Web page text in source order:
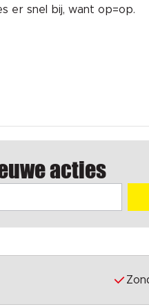
er snel bij, want op=op.
acties